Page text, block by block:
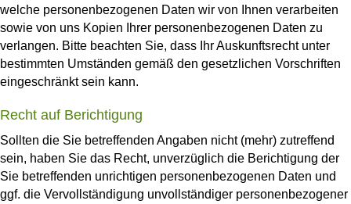
welche personenbezogenen Daten wir von Ihnen verarbeiten
sowie von uns Kopien Ihrer personenbezogenen Daten zu
verlangen. Bitte beachten Sie, dass Ihr Auskunftsrecht unter
bestimmten Umständen gemäß den gesetzlichen Vorschriften
eingeschränkt sein kann.
Recht auf Berichtigung
Sollten die Sie betreffenden Angaben nicht (mehr) zutreffend
sein, haben Sie das Recht, unverzüglich die Berichtigung der
Sie betreffenden unrichtigen personenbezogenen Daten und
ggf. die Vervollständigung unvollständiger personenbezogener